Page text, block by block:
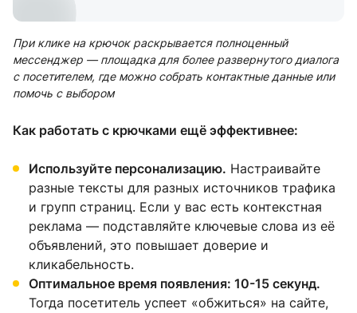
При клике на крючок раскрывается полноценный
мессенджер — площадка для более развернутого диалога
с посетителем, где можно собрать контактные данные или
помочь с выбором
Как работать с крючками ещё эффективнее:
Используйте персонализацию. Настраивайте
разные тексты для разных источников трафика
и групп страниц. Если у вас есть контекстная
реклама — подставляйте ключевые слова из её
объявлений, это повышает доверие и
кликабельность.
Оптимальное время появления: 10-15 секунд.
Тогда посетитель успеет «обжиться» на сайте,